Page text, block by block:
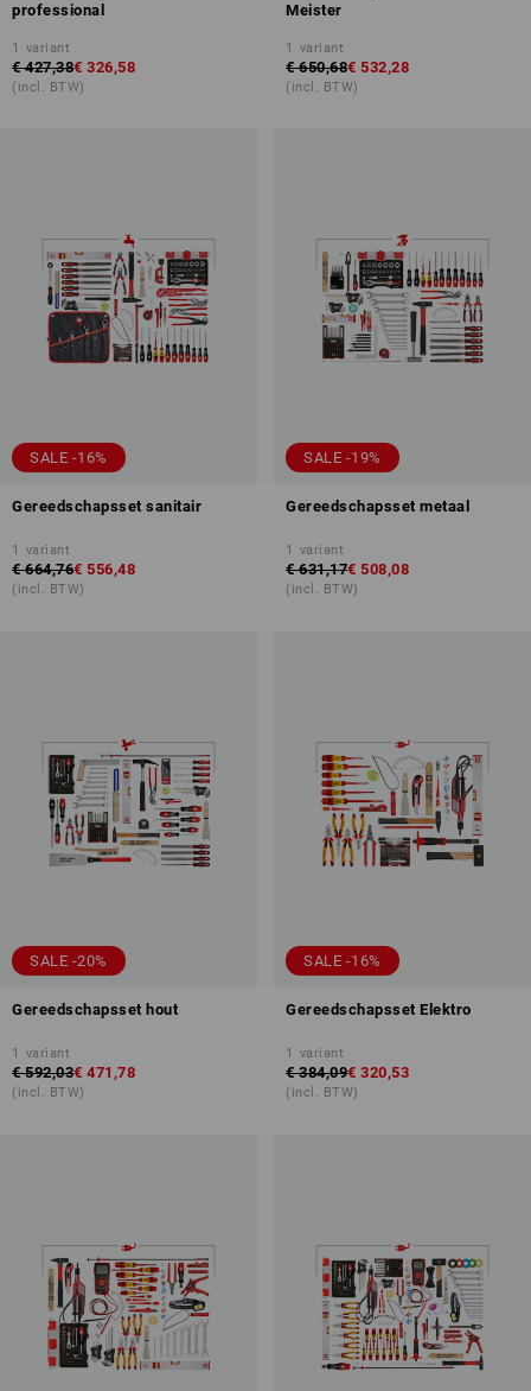
professional
1 variant
€ 427,38€ 326,58
(incl. BTW)
Meister
1 variant
€ 650,68€ 532,28
(incl. BTW)
SALE -16%
Gereedschapsset sanitair
1 variant
€ 664,76€ 556,48
(incl. BTW)
SALE -19%
Gereedschapsset metaal
1 variant
€ 631,17€ 508,08
(incl. BTW)
SALE -20%
Gereedschapsset hout
1 variant
€ 592,03€ 471,78
(incl. BTW)
SALE -16%
Gereedschapsset Elektro
1 variant
€ 384,09€ 320,53
(incl. BTW)